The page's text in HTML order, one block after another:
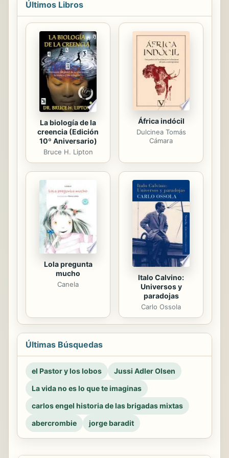
cambios que afectan al desempeño
profesores, investigadores, etc. Los
temas para la reflexión y el debate
son muchos: El rol del educador, el
uso de Internet en el aprendizaje, los
wikis y los weblogs -educativos-, los
videojuegos para aprender y un
sinfín de nuevos conceptos,
enfoques, herramientas ...
Últimos Libros
La biología de la
creencia (Edición
10º Aniversario)
Bruce H. Lipton
África indócil
Dulcinea Tomás
Cámara
Lola pregunta
mucho
Canela
Italo Calvino:
Universos y
paradojas
Carlo Ossola
Últimas Búsquedas
el Pastor y los lobos
Jussi Adler Olsen
La vida no es lo que te imaginas
carlos engel historia de las brigadas mixtas
abercrombie
jorge baradit